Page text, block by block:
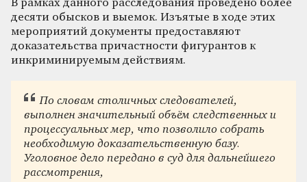
В рамках данного расследования проведено более
десяти обысков и выемок. Изъятые в ходе этих
мероприятий документы предоставляют
доказательства причастности фигурантов к
инкриминируемым действиям.
По словам столичных следователей,
выполнен значительный объём следственных и
процессуальных мер, что позволило собрать
необходимую доказательственную базу.
Уголовное дело передано в суд для дальнейшего
рассмотрения,